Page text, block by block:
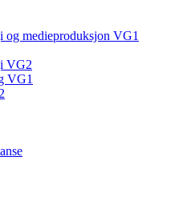
og medieproduksjon VG1
VG2
VG1